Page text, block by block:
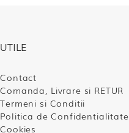
UTILE
Contact
Comanda, Livrare si RETUR
Termeni si Conditii
Politica de Confidentialitate
Cookies